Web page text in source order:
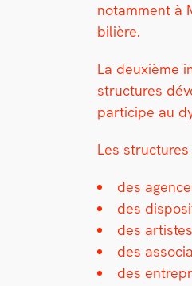
notam­ment à
bil­ière.
La deux­ième
struc­tures
par­ticipe au
Les struc­tures
des
des
des
des
des